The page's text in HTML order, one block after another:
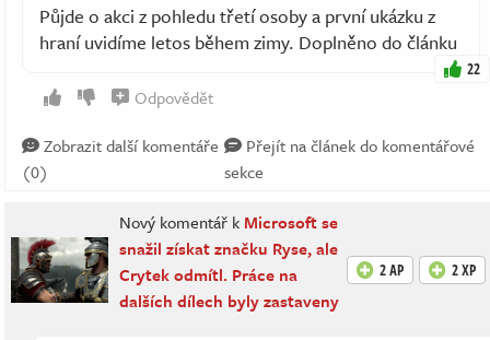
Půjde o akci z pohledu třetí osoby a první ukázku z
hraní uvidíme letos během zimy. Doplněno do článku
22
Odpovědět
Zobrazit další komentáře
(0)
Přejít na článek do komentářové
sekce
Nový komentář k Microsoft se
snažil získat značku Ryse, ale
Crytek odmítl. Práce na
dalších dílech byly zastaveny
2 AP 2 XP